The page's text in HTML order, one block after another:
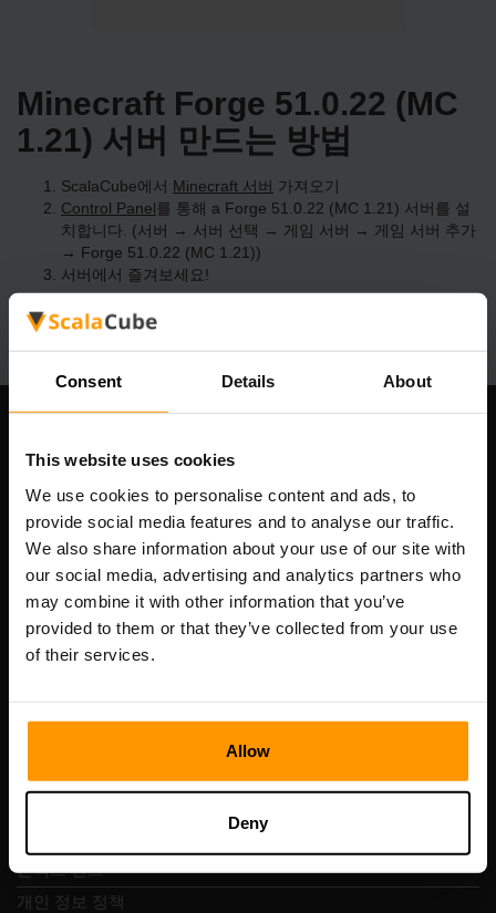
Consent Details About
This website uses cookies
We use cookies to personalise content and ads, to
provide social media features and to analyse our traffic.
We also share information about your use of our site with
our social media, advertising and analytics partners who
may combine it with other information that you’ve
provided to them or that they’ve collected from your use
of their services.
Allow
Deny
Minecraft Forge 51.0.22 (MC
1.21) 서버 만드는 방법
ScalaCube에서 Minecraft 서버 가져오기
Control Panel를 통해 a Forge 51.0.22 (MC 1.21) 서버를 설
치합니다. (서버 → 서버 선택 → 게임 서버 → 게임 서버 추가
→ Forge 51.0.22 (MC 1.21))
서버에서 즐겨보세요!
Scalable Hosting Solutions OÜ
등록 코드: 14652605
VAT 번호: EE102133820
주소: Harju maakond, Tallinn, Kesklinna linnaosa,
Vesivärava tn 50-201, 10152
빠른 탐색
콘택트 렌즈
개인 정보 정책